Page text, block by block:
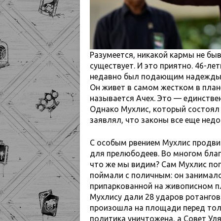
Разумеется, никакой кармы не
существует. И это приятно. 46-
недавно был подающим надежды
Он живет в самом жестком в
называется Ачех. Это —
Однако Мухлис, который
заявлял, что законы все еще
С особым рвением Мухлис
для прелюбодеев. Во многом
что же мы видим? Сам Мухлис
поймали с поличным: он
припаркованной на живописном
Мухлису дали 28 ударов
произошла на площади перед
политика уничтожена, а Совет